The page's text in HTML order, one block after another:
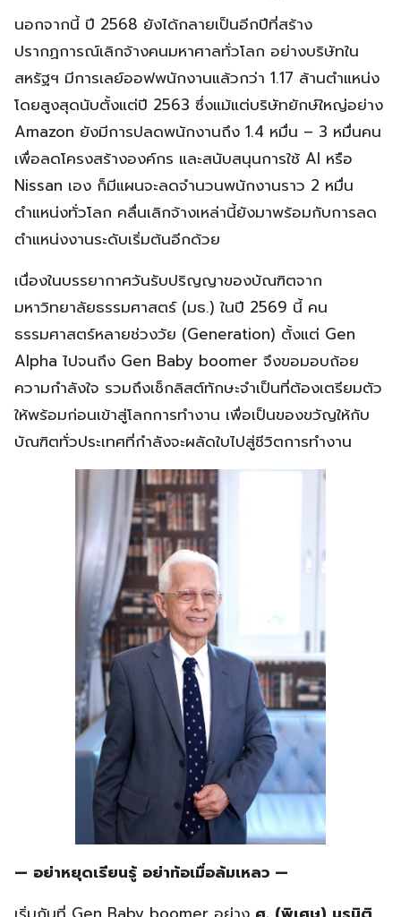
นอกจากนี้ ปี 2568 ยังได้กลายเป็นอีกปีที่สร้าง
ปรากฏการณ์เลิกจ้างคนมหาศาลทั่วโลก อย่างบริษัทใน
สหรัฐฯ มีการเลย์ออฟพนักงานแล้วกว่า 1.17 ล้านตำแหน่ง
โดยสูงสุดนับตั้งแต่ปี 2563 ซึ่งแม้แต่บริษัทยักษ์ใหญ่อย่าง
Amazon ยังมีการปลดพนักงานถึง 1.4 หมื่น – 3 หมื่นคน
เพื่อลดโครงสร้างองค์กร และสนับสนุนการใช้ AI หรือ
Nissan เอง ก็มีแผนจะลดจำนวนพนักงานราว 2 หมื่น
ตำแหน่งทั่วโลก คลื่นเลิกจ้างเหล่านี้ยังมาพร้อมกับการลด
ตำแหน่งงานระดับเริ่มต้นอีกด้วย
เนื่องในบรรยากาศวันรับปริญญาของบัณฑิตจาก
มหาวิทยาลัยธรรมศาสตร์ (มธ.) ในปี 2569 นี้ คน
ธรรมศาสตร์หลายช่วงวัย (Generation) ตั้งแต่ Gen
Alpha ไปจนถึง Gen Baby boomer จึงขอมอบถ้อย
ความกำลังใจ รวมถึงเช็กลิสต์ทักษะจำเป็นที่ต้องเตรียมตัว
ให้พร้อมก่อนเข้าสู่โลกการทำงาน เพื่อเป็นของขวัญให้กับ
บัณฑิตทั่วประเทศที่กำลังจะผลัดใบไปสู่ชีวิตการทำงาน
— อย่าหยุดเรียนรู้ อย่าท้อเมื่อล้มเหลว —